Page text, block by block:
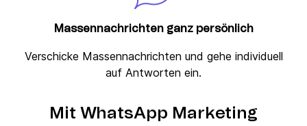
Massennachrichten ganz persönlich
Verschicke Massennachrichten und gehe individuell
auf Antworten ein.
Mit WhatsApp Marketing